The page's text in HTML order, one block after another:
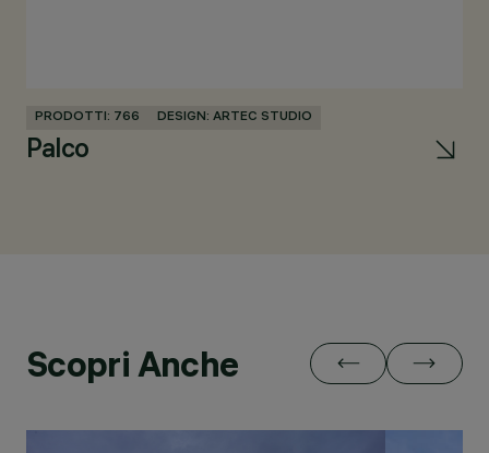
PRODOTTI: 766 DESIGN: ARTEC STUDIO
Palco
Scopri Anche